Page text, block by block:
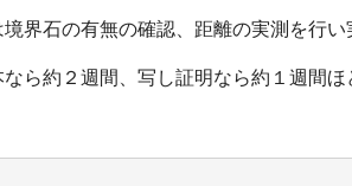
境界石の有無の確認、距離の実測を行
ら約２週間、写し証明なら約１週間